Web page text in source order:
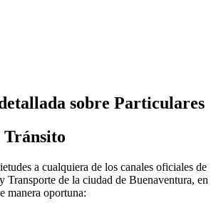
sobre Particulares
Tránsito
a cualquiera de los canales oficiales de
Transporte de la ciudad de Buenaventura, en
manera oportuna: